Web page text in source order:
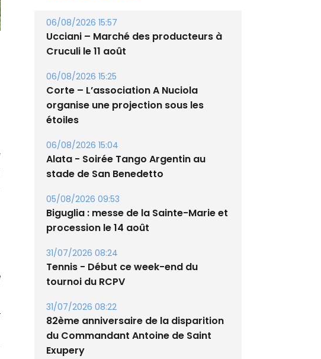
Cruculi le 11 août
06/08/2026 15:25
organise une projection sous les
étoiles
06/08/2026 15:04
stade de San Benedetto
05/08/2026 09:53
procession le 14 août
31/07/2026 08:24
Tennis - Début ce week-end du
tournoi du RCPV
31/07/2026 08:22
du Commandant Antoine de Saint
Exupery